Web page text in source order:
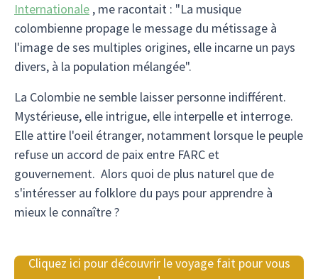
Internationale , me racontait : "La musique
colombienne propage le message du métissage à
l'image de ses multiples origines, elle incarne un pays
divers, à la population mélangée".
La Colombie ne semble laisser personne indifférent.
Mystérieuse, elle intrigue, elle interpelle et interroge.
Elle attire l'oeil étranger, notamment lorsque le peuple
refuse un accord de paix entre FARC et
gouvernement. Alors quoi de plus naturel que de
s'intéresser au folklore du pays pour apprendre à
mieux le connaître ?
Cliquez ici pour découvrir le voyage fait pour vous